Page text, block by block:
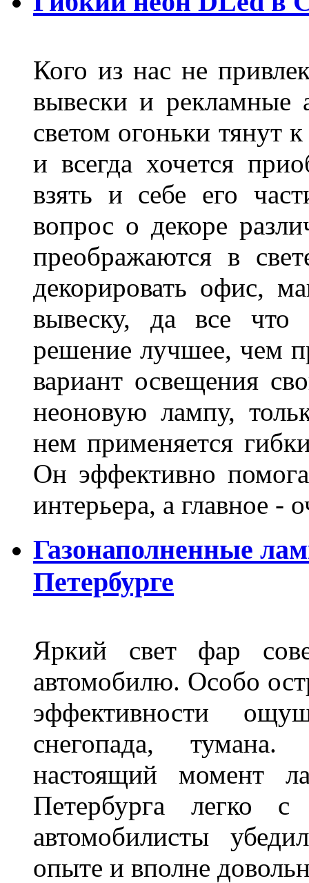
Кого из нас не
вывески и рекламные
светом огоньки тянут
и всегда хочется
взять и себе его
вопрос о декоре
преображаются в
декорировать офис,
вывеску, да все
решение лучшее, чем
вариант освещения
неоновую лампу,
нем применяется
Он эффективно
интерьера, а главное
Газонаполненные
Петербурге
Яркий свет фар
автомобилю. Особо
эффективности
снегопада,
настоящий момент
Петербурга легко
автомобилисты
опыте и вполне